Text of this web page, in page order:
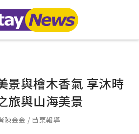
景與檜木香氣 享沐時
旅與山海美景
陳金金 / 苗栗報導